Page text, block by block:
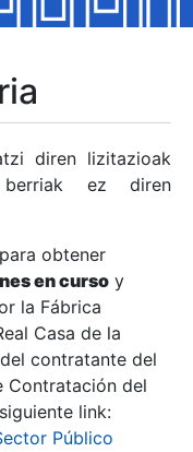
diren lizitazioak
ez diren
obtener
en curso y
la Fábrica
Casa de la
contratante del
Contratación del
link:
Público